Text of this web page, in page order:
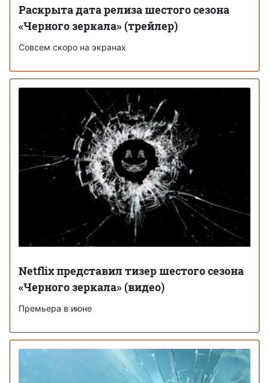
Раскрыта дата релиза шестого сезона
«Черного зеркала» (трейлер)
Совсем скоро на экранах
Netflix представил тизер шестого сезона
«Черного зеркала» (видео)
Премьера в июне